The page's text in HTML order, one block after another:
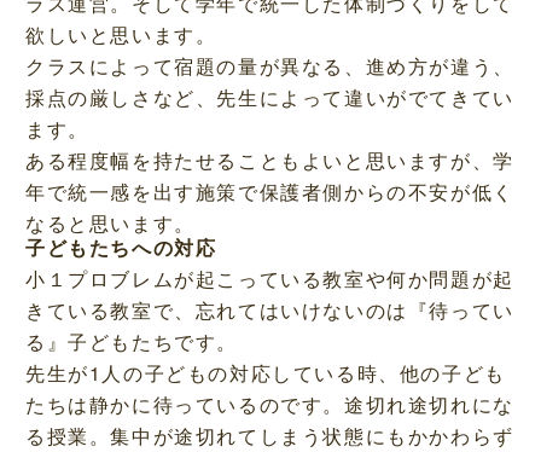
欲しいと思います。
クラスによって宿題の量が異なる、進め方が違う、
採点の厳しさなど、先生によって違いがでてきてい
ます。
ある程度幅を持たせることもよいと思いますが、学
年で統一感を出す施策で保護者側からの不安が低く
なると思います。
子どもたちへの対応
小１プロブレムが起こっている教室や何か問題が起
きている教室で、忘れてはいけないのは『待ってい
る』子どもたちです。
先生が1人の子どもの対応している時、他の子ども
たちは静かに待っているのです。途切れ途切れにな
る授業。集中が途切れてしまう状態にもかかわらず